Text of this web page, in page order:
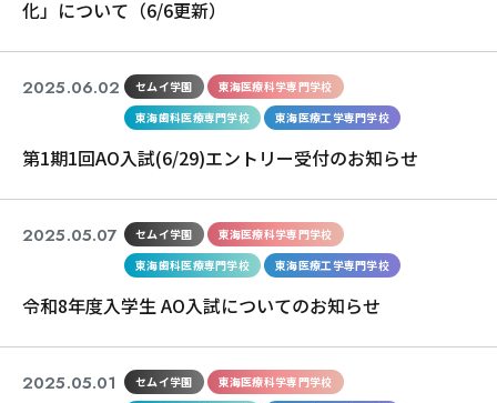
化」について（6/6更新）
2025.06.02 セムイ学園
東海医療科学専門学校
東海歯科医療専門学校
東海医療工学専門学校
第1期1回AO入試(6/29)エントリー受付のお知らせ
2025.05.07 セムイ学園
東海医療科学専門学校
東海歯科医療専門学校
東海医療工学専門学校
令和8年度入学生 AO入試についてのお知らせ
2025.05.01 セムイ学園
東海医療科学専門学校